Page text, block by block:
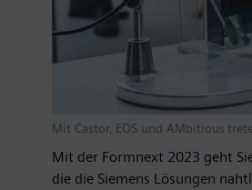
Mit Castor, EOS und AMbitious
Mit der Formnext 2023 geht
die die Siemens Lösungen